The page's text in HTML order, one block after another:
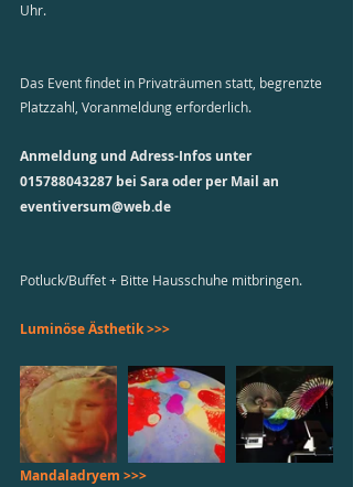
Uhr.
Das Event findet in Privaträumen statt, begrenzte
Platzzahl, Voranmeldung erforderlich.
Anmeldung und Adress-Infos unter
015788043287 bei Sara oder per Mail an
eventiversum@web.de
Potluck/Buffet + Bitte Hausschuhe mitbringen.
Luminöse Ästhetik >>>
Mandaladryem >>>